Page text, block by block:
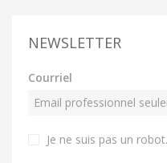
NEWSLETTER
Courriel
Je ne suis pas un robot.